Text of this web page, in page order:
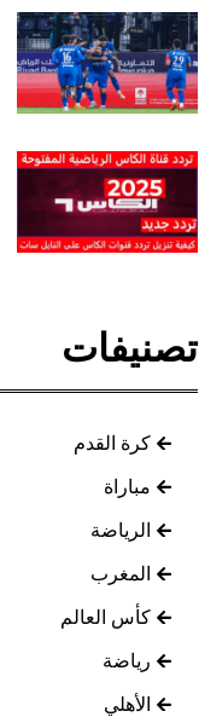
تصنيفات
كرة القدم
مباراة
الرياضة
المغرب
كأس العالم
رياضة
الأهلي